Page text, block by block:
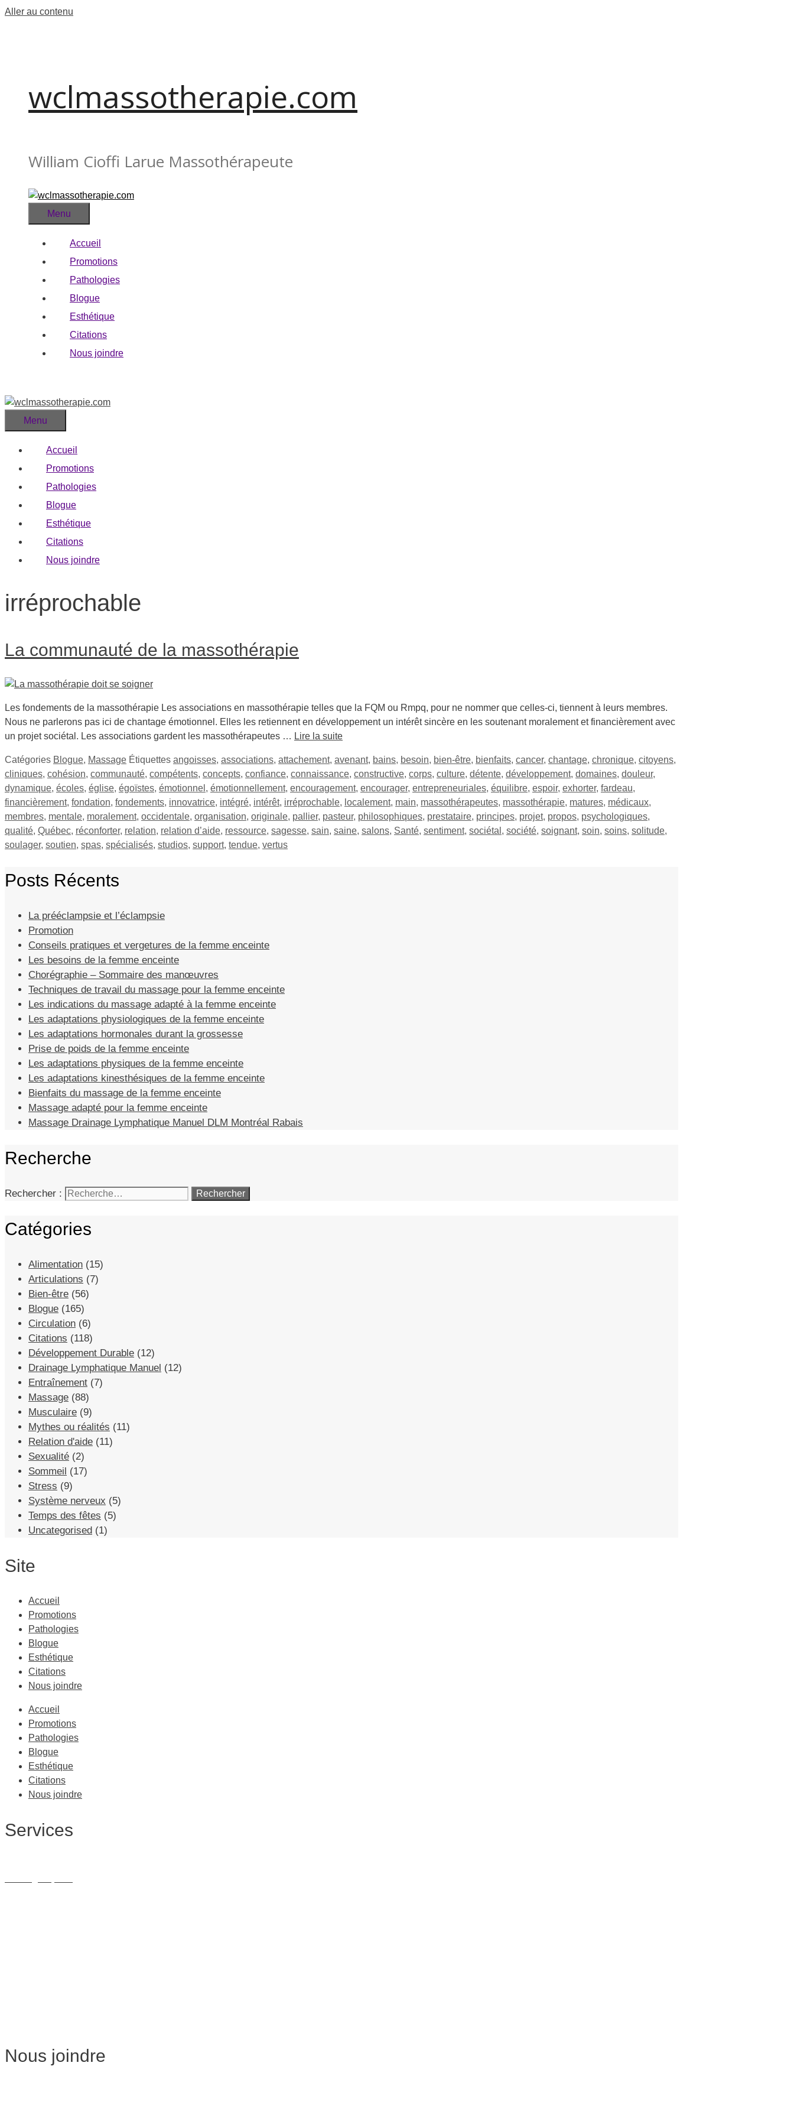
Aller au contenu
wclmassotherapie.com
William Cioffi Larue Massothérapeute
Menu
Accueil
Promotions
Pathologies
Blogue
Esthétique
Citations
Nous joindre
Menu
Accueil
Promotions
Pathologies
Blogue
Esthétique
Citations
Nous joindre
irréprochable
La communauté de la massothérapie
Les fondements de la massothérapie Les associations en massothérapie telles que la FQM ou Rmpq, pour ne nommer que celles-ci, tiennent à leurs membres.
Nous ne parlerons pas ici de chantage émotionnel. Elles les retiennent en développement un intérêt sincère en les soutenant moralement et financièrement avec
un projet sociétal. Les associations gardent les massothérapeutes … Lire la suite
Catégories Blogue, Massage Étiquettes angoisses, associations, attachement, avenant, bains, besoin, bien-être, bienfaits, cancer, chantage, chronique, citoyens,
cliniques, cohésion, communauté, compétents, concepts, confiance, connaissance, constructive, corps, culture, détente, développement, domaines, douleur,
dynamique, écoles, église, égoïstes, émotionnel , émotionnellement, encouragement, encourager, entrepreneuriales, équilibre, espoir, exhorter, fardeau,
financièrement, fondation, fondements, innovatrice, intégré, intérêt, irréprochable, localement, main, massothérapeutes, massothérapie, matures, médicaux,
membres, mentale, moralement, occidentale, organisation, originale, pallier, pasteur, philosophiques, prestataire, principes, projet, propos, psychologiques,
qualité, Québec, réconforter, relation, relation d’aide, ressource, sagesse, sain, saine, salons, Santé, sentiment, sociétal , société, soignant, soin, soins, solitude,
soulager, soutien, spas, spécialisés, studios, support, tendue, vertus
Posts Récents
La prééclampsie et l’éclampsie
Promotion
Conseils pratiques et vergetures de la femme enceinte
Les besoins de la femme enceinte
Chorégraphie – Sommaire des manœuvres
Techniques de travail du massage pour la femme enceinte
Les indications du massage adapté à la femme enceinte
Les adaptations physiologiques de la femme enceinte
Les adaptations hormonales durant la grossesse
Prise de poids de la femme enceinte
Les adaptations physiques de la femme enceinte
Les adaptations kinesthésiques de la femme enceinte
Bienfaits du massage de la femme enceinte
Massage adapté pour la femme enceinte
Massage Drainage Lymphatique Manuel DLM Montréal Rabais
Recherche
Rechercher :
Catégories
Alimentation (15)
Articulations (7)
Bien-être (56)
Blogue (165)
Circulation (6)
Citations (118)
Développement Durable (12)
Drainage Lymphatique Manuel (12)
Entraînement (7)
Massage (88)
Musculaire (9)
Mythes ou réalités (11)
Relation d'aide (11)
Sexualité (2)
Sommeil (17)
Stress (9)
Système nerveux (5)
Temps des fêtes (5)
Uncategorised (1)
Site
Accueil
Promotions
Pathologies
Blogue
Esthétique
Citations
Nous joindre
Accueil
Promotions
Pathologies
Blogue
Esthétique
Citations
Nous joindre
Services
Nous joindre